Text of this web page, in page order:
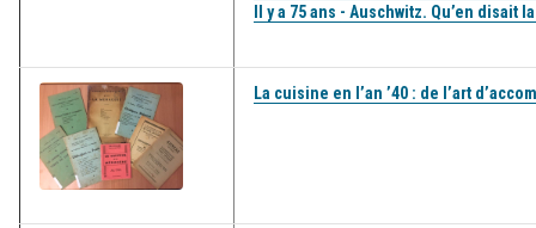
Il y a 75 ans - Auschwitz. Qu’en disait
La cuisine en l’an ’40 : de l’art